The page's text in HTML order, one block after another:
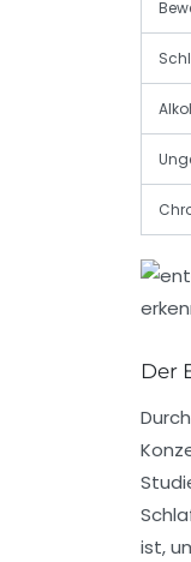
Der
ist,